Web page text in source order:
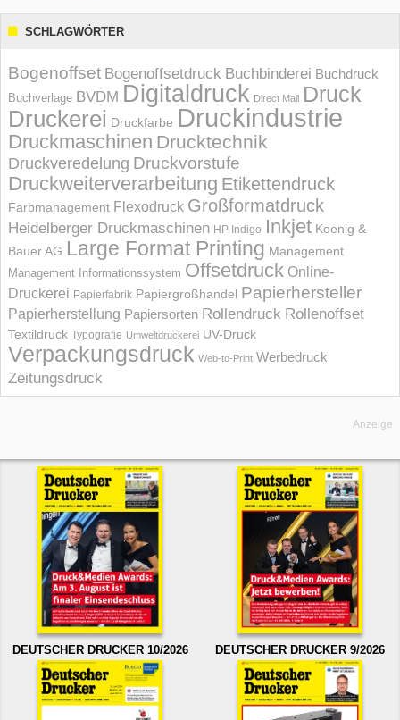
SCHLAGWÖRTER
Bogenoffset Bogenoffsetdruck Buchbinderei Buchdruck
Buchverlage BVDM Digitaldruck Direct Mail Druck
Druckerei Druckfarbe Druckindustrie
Druckmaschinen Drucktechnik
Druckveredelung Druckvorstufe
Druckweiterverarbeitung Etikettendruck
Farbmanagement Flexodruck Großformatdruck
Heidelberger Druckmaschinen HP Indigo Inkjet Koenig &
Bauer AG Large Format Printing Management
Management Informations­system Offsetdruck Online-
Druckerei Papierfabrik Papiergroßhandel Papierhersteller
Papierherstellung Papiersorten Rollendruck Rollenoffset
Textildruck Typografie Umweltdruckerei UV-Druck
Verpackungsdruck Web-to-Print Werbedruck
Zeitungsdruck
Anzeige
DEUTSCHER DRUCKER 10/2026 DEUTSCHER DRUCKER 9/2026